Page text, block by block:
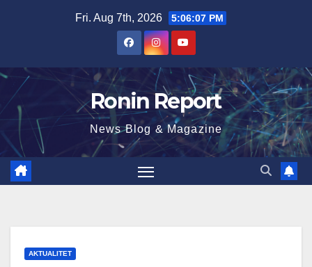
Fri. Aug 7th, 2026 5:06:08 PM
Ronin Report
News Blog & Magazine
AKTUALITET